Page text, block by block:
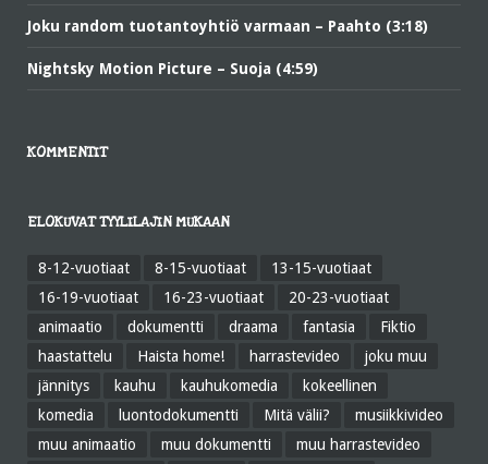
Joku random tuotantoyhtiö varmaan – Paahto (3:18)
Nightsky Motion Picture – Suoja (4:59)
KOMMENTIT
ELOKUVAT TYYLILAJIN MUKAAN
8-12-vuotiaat 8-15-vuotiaat
13-15-vuotiaat
16-19-vuotiaat
16-23-vuotiaat
20-23-vuotiaat
animaatio
dokumentti draama fantasia
Fiktio
haastattelu
Haista home! harrastevideo
joku muu
jännitys
kauhu kauhukomedia
kokeellinen
komedia
luontodokumentti Mitä välii?
musiikkivideo
muu animaatio
muu dokumentti
muu harrastevideo